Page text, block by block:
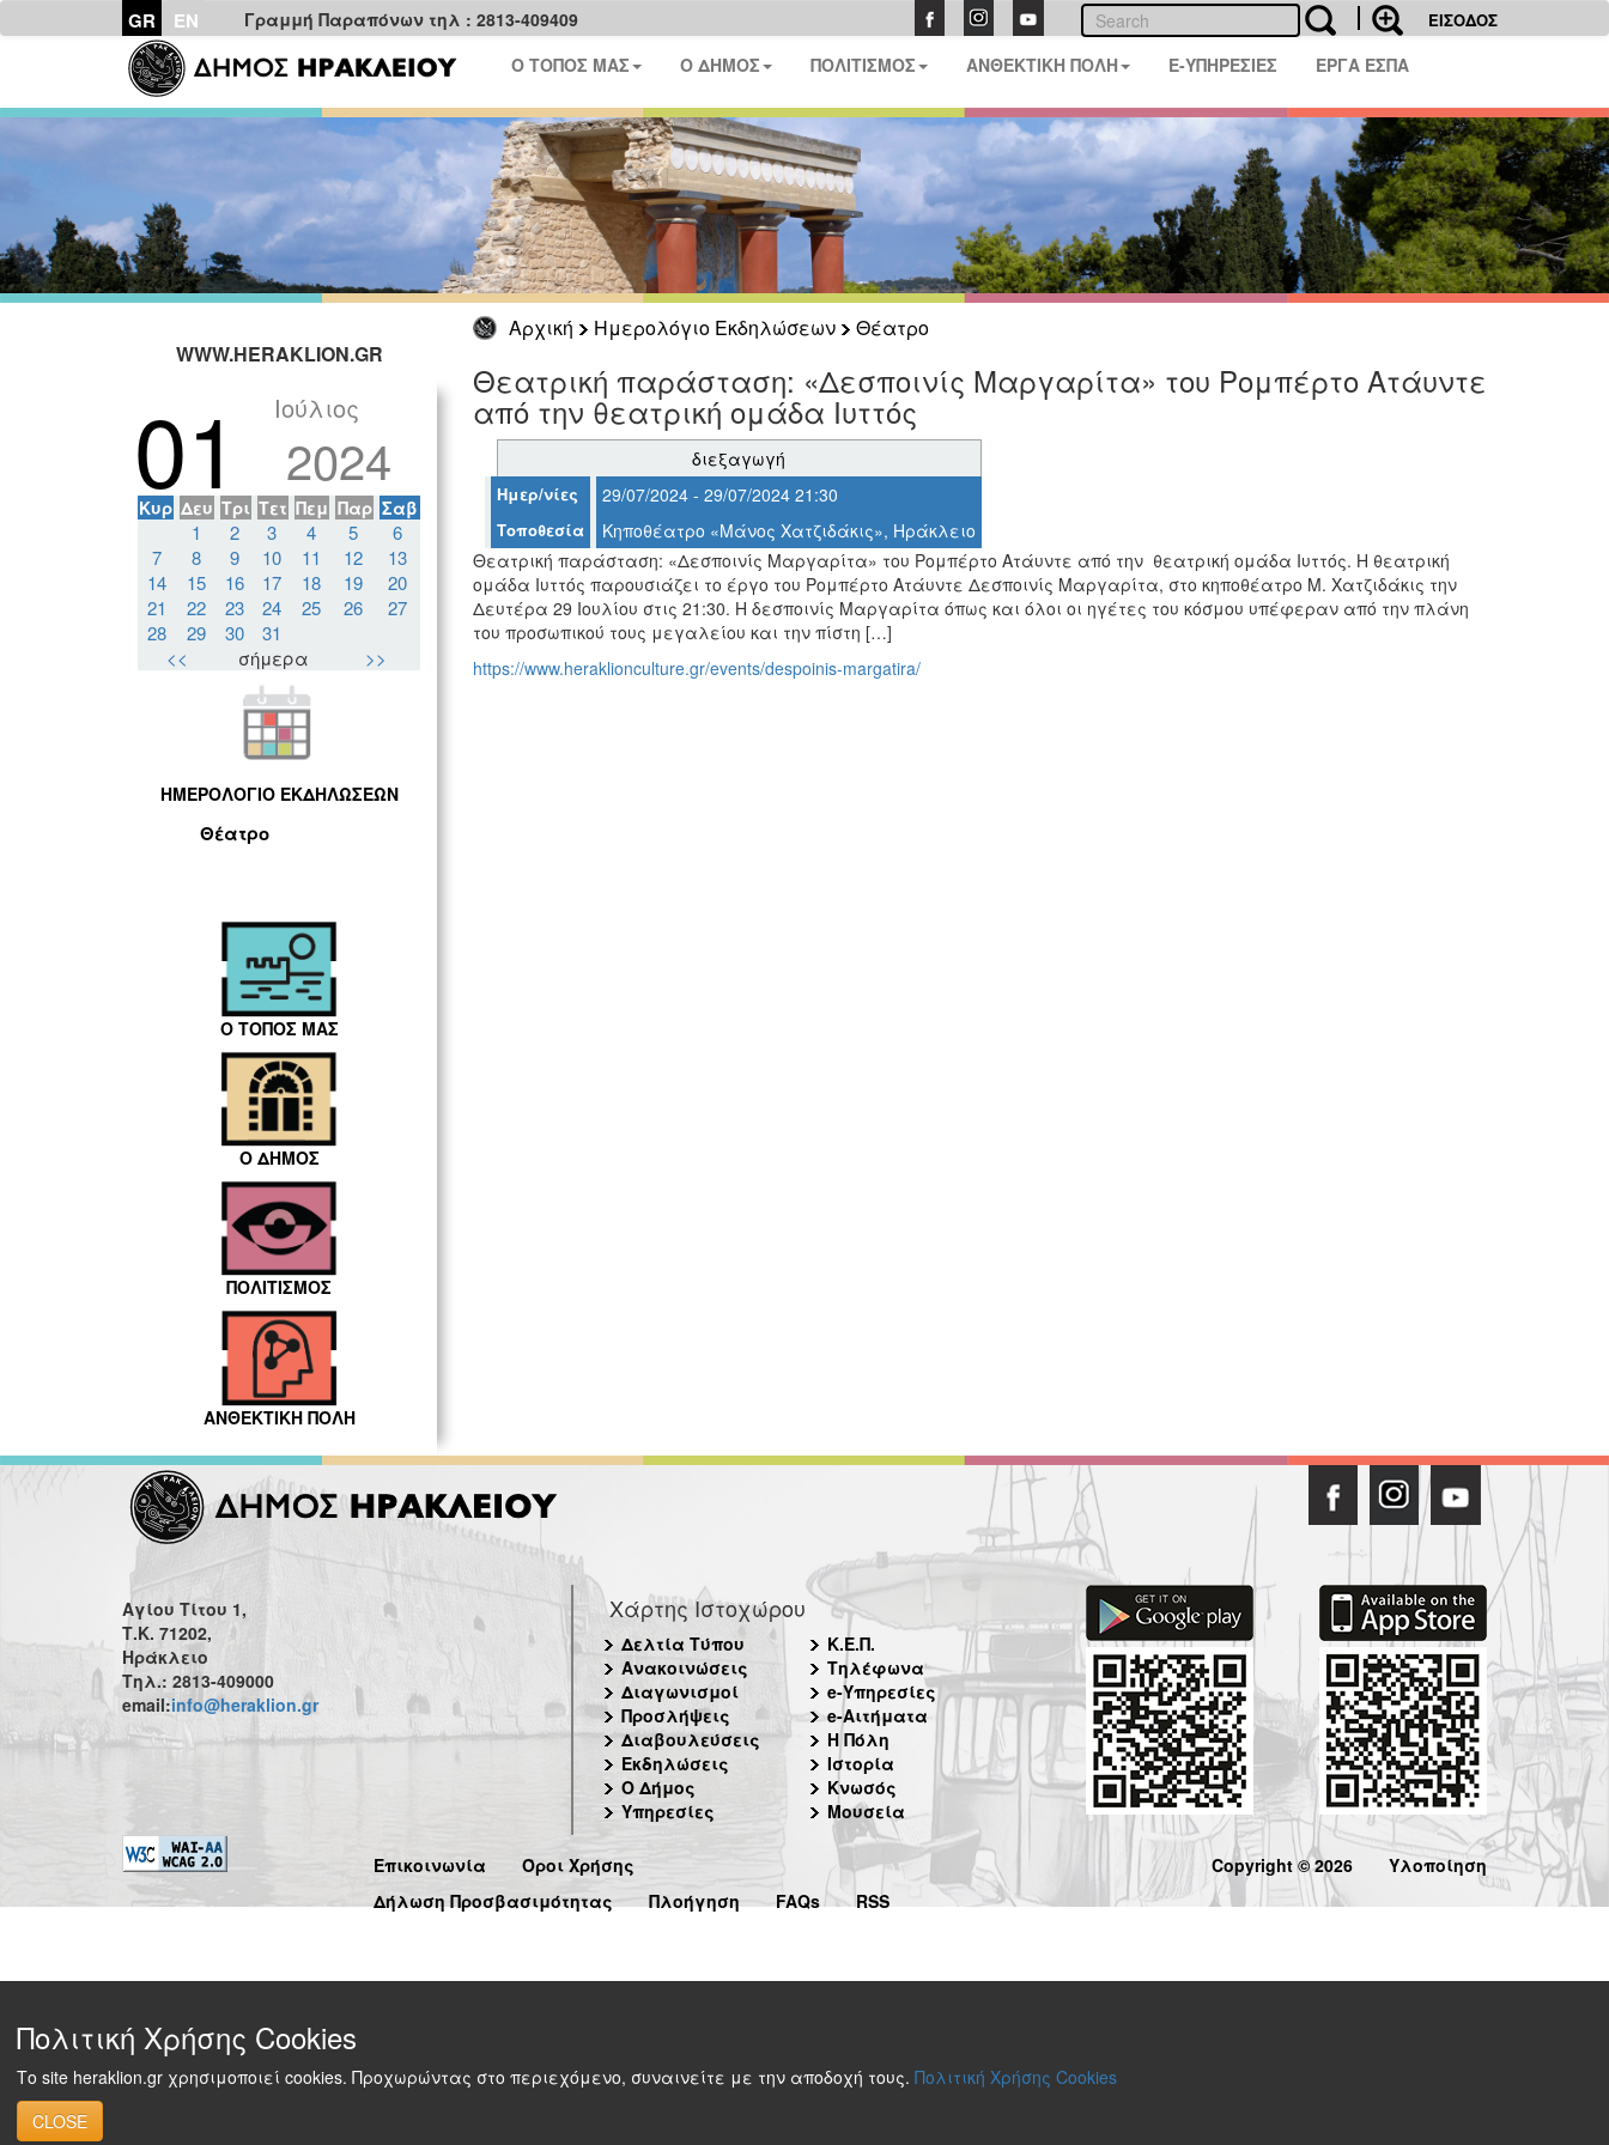
GR EN Γραμμή Παραπόνων τηλ : 2813-409409 ΕΙΣΟΔΟΣ
Ο ΤΟΠΟΣ ΜΑΣ Ο ΔΗΜΟΣ ΠΟΛΙΤΙΣΜΟΣ ΑΝΘΕΚΤΙΚΗ ΠΟΛΗ E-ΥΠΗΡΕΣΙΕΣ ΕΡΓΑ ΕΣΠΑ
Αρχική Ημερολόγιο Εκδηλώσεων
Θέατρο
WWW.HERAKLION.GR
01 Ιούλιος
2024
Κυρ Δευ Τρι Τετ Πεμ Παρ Σαβ
1 2 3 4 5
6
7
8 9 10 11 12
13
14
15 16 17 18 19
20
21
22 23 24 25 26
27
28
29 30
31
<<
σήμερα >>
ΗΜΕΡΟΛΟΓΙΟ ΕΚΔΗΛΩΣΕΩΝ
Θέατρο
Ο ΤΟΠΟΣ ΜΑΣ
Ο ΔΗΜΟΣ
ΠΟΛΙΤΙΣΜΟΣ
ΑΝΘΕΚΤΙΚΗ ΠΟΛΗ
Θεατρική παράσταση: «Δεσποινίς Μαργαρίτα» του Ρομπέρτο Ατάυντε
από την θεατρική ομάδα Ιυττός
διεξαγωγή
Ημερ/νίες 29/07/2024 - 29/07/2024 21:30
Τοποθεσία
Κηποθέατρο «Μάνος Χατζιδάκις», Ηράκλειο
Θεατρική παράσταση: «Δεσποινίς Μαργαρίτα» του Ρομπέρτο Ατάυντε από την θεατρική ομάδα Ιυττός. Η θεατρική
ομάδα Ιυττός παρουσιάζει το έργο του Ρομπέρτο Ατάυντε Δεσποινίς Μαργαρίτα, στο κηποθέατρο Μ. Χατζιδάκις την
Δευτέρα 29 Ιουλίου στις 21:30. Η δεσποινίς Μαργαρίτα όπως και όλοι οι ηγέτες του κόσμου υπέφεραν από την πλάνη
του προσωπικού τους μεγαλείου και την πίστη […]
https://www.heraklionculture.gr/events/despoinis-margatira/
Αγίου Τίτου 1,
Τ.Κ. 71202,
Ηράκλειο
Τηλ.: 2813-409000
email:info@heraklion.gr
Χάρτης Ιστοχώρου
Δελτία Τύπου
Ανακοινώσεις
Διαγωνισμοί
Προσλήψεις
Διαβουλεύσεις
Εκδηλώσεις
Ο Δήμος
Υπηρεσίες
Κ.Ε.Π.
Τηλέφωνα
e-Υπηρεσίες
e-Αιτήματα
Η Πόλη
Ιστορία
Κνωσός
Μουσεία
Επικοινωνία
Όροι Χρήσης
Δήλωση Προσβασιμότητας
Πλοήγηση FAQs RSS
Copyright © 2026 Υλοποίηση
Πολιτική Χρήσης Cookies
Το site heraklion.gr χρησιμοποιεί cookies. Προχωρώντας στο περιεχόμενο, συναινείτε με την αποδοχή τους. Πολιτική Χρήσης Cookies
CLOSE